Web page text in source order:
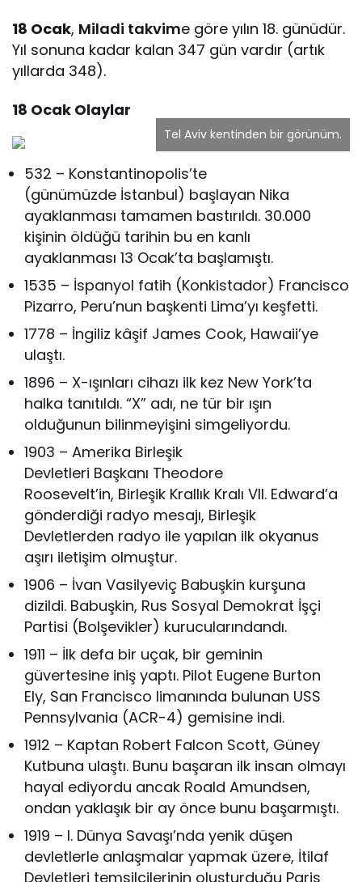
18 Ocak, Miladi takvime göre yılın 18. günüdür.
Yıl sonuna kadar kalan 347 gün vardır (artık
yıllarda 348).
18 Ocak Olaylar
Tel Aviv kentinden bir görünüm.
532 – Konstantinopolis’te
(günümüzde İstanbul) başlayan Nika
ayaklanması tamamen bastırıldı. 30.000
kişinin öldüğü tarihin bu en kanlı
ayaklanması 13 Ocak’ta başlamıştı.
1535 – İspanyol fatih (Konkistador) Francisco
Pizarro, Peru’nun başkenti Lima’yı keşfetti.
1778 – İngiliz kâşif James Cook, Hawaii’ye
ulaştı.
1896 – X-ışınları cihazı ilk kez New York’ta
halka tanıtıldı. “X” adı, ne tür bir ışın
olduğunun bilinmeyişini simgeliyordu.
1903 – Amerika Birleşik
Devletleri Başkanı Theodore
Roosevelt’in, Birleşik Krallık Kralı VII. Edward’a
gönderdiği radyo mesajı, Birleşik
Devletlerden radyo ile yapılan ilk okyanus
aşırı iletişim olmuştur.
1906 – İvan Vasilyeviç Babuşkin kurşuna
dizildi. Babuşkin, Rus Sosyal Demokrat İşçi
Partisi (Bolşevikler) kurucularındandı.
1911 – İlk defa bir uçak, bir geminin
güvertesine iniş yaptı. Pilot Eugene Burton
Ely, San Francisco limanında bulunan USS
Pennsylvania (ACR-4) gemisine indi.
1912 – Kaptan Robert Falcon Scott, Güney
Kutbuna ulaştı. Bunu başaran ilk insan olmayı
hayal ediyordu ancak Roald Amundsen,
ondan yaklaşık bir ay önce bunu başarmıştı.
1919 – I. Dünya Savaşı’nda yenik düşen
devletlerle anlaşmalar yapmak üzere, İtilaf
Devletleri temsilcilerinin oluşturduğu Paris